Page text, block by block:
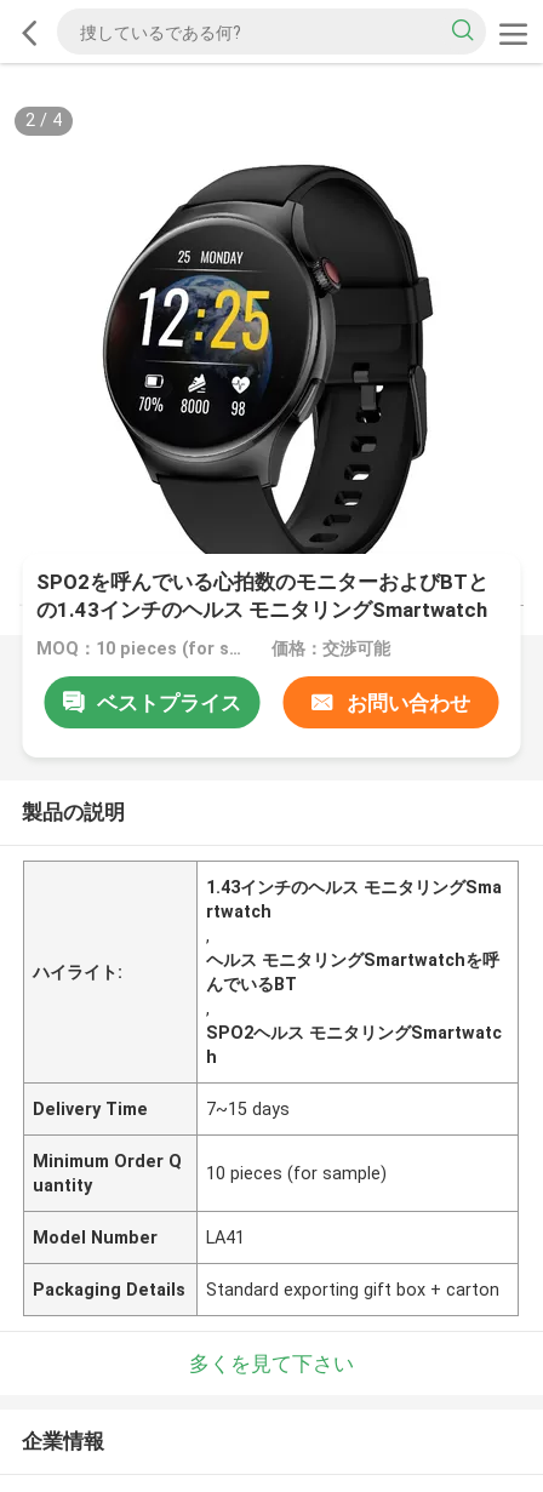
2/ 4
SPO2を呼んでいる心拍数のモニターおよびBTと
の1.43インチのヘルス モニタリングSmartwatch
MOQ：10 pieces (for sample) 価格：交渉可能
ベストプライス お問い合わせ
製品の説明
ハイライト:
1.43インチのヘルス モニタリングSma
rtwatch
,
ヘルス モニタリングSmartwatchを呼
んでいるBT
,
SPO2ヘルス モニタリングSmartwatc
h
Delivery Time 7~15 days
Minimum Order Q
uantity
10 pieces (for sample)
Model Number LA41
Packaging Details Standard exporting gift box + carton
多くを見て下さい
企業情報